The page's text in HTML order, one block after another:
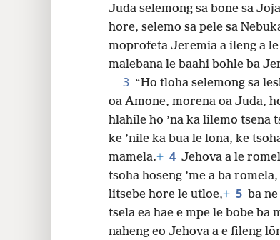
Juda selemong sa bone sa
hore, selemo sa pele sa
moprofeta Jeremia a ileng a
malebana le baahi bohle ba
3 “Ho tloha selemong sa
oa Amone, morena oa Juda,
hlahile ho ’na ka lilemo tsena
ke ’nile ka bua le lōna, ke
mamela.+ 4 Jehova a le
tsoha hoseng ’me a ba
litsebe hore le utloe,+ 5 ba
tsela ea hae e mpe le bobe ba
naheng eo Jehova a e fileng